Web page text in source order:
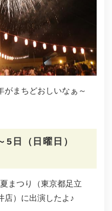
まちどおしいなぁ～
5日（日曜日）
まつり（東京都足立
）に出演したよ♪